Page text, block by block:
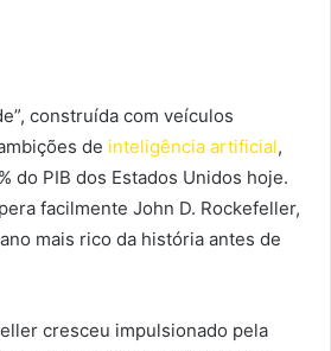
construída com veículos
de inteligência artificial,
do PIB dos Estados Unidos hoje.
facilmente John D. Rockefeller,
mais rico da história antes de
cresceu impulsionado pela